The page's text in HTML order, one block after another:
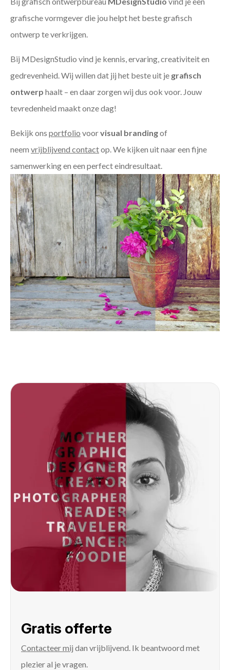
grafische vormgever die jou helpt het beste grafisch
ontwerp te verkrijgen.
Bij MDesignStudio vind je kennis, ervaring, creativiteit en
gedrevenheid. Wij willen dat jij het beste uit je grafisch
ontwerp haalt – en daar zorgen wij dus ook voor. Jouw
tevredenheid maakt onze dag!
Bekijk ons portfolio voorvisual brandingof
neem vrijblijvend contactop. We kijken uit naar een fijne
samenwerking en een perfect eindresultaat.
Gratis offerte
Contacteer mij dan vrijblijvend. Ik beantwoord met
plezier al je vragen.